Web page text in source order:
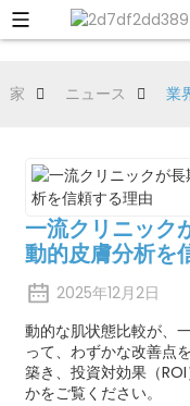
家 ニュース 業
一流クリニック
動的皮膚分析を
2025年12月2日
動的な肌状態比較が、
って、わずかな改善点
築き、投資対効果（
かをご覧ください。